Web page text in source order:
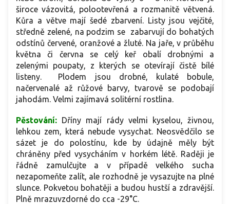
široce vázovitá, polootevřená a rozmanitě větvená.
Kůra a větve mají šedé zbarvení. Listy jsou vejčité,
středně zelené, na podzim se zabarvují do bohatých
odstínů červené, oranžové a žluté. Na jaře, v průběhu
května či června se celý keř obalí drobnými a
zelenými poupaty, z kterých se otevírají čistě bílé
listeny. Plodem jsou drobné, kulaté bobule,
načervenalé až růžové barvy, tvarově se podobají
jahodám. Velmi zajímavá solitérní rostlina.
Pěstování: Dříny mají rády velmi kyselou, živnou,
lehkou zem, která nebude vysychat. Neosvědčilo se
sázet je do polostínu, kde by údajně měly být
chráněny před vysycháním v horkém létě. Raději je
řádně zamulčujte a v případě velkého sucha
nezapomeňte zalít, ale rozhodně je vysazujte na plné
slunce. Pokvetou bohatěji a budou hustší a zdravější.
Plně mrazuvzdorné do cca -29°C.